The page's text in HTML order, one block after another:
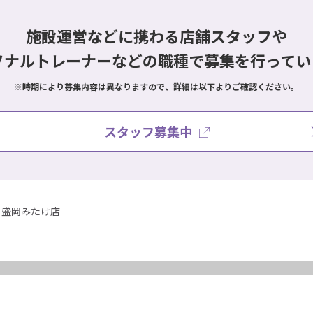
施設運営などに携わる店舗スタッフや
ルトレーナーなどの職種で募集を行って
※時期により募集内容は異なりますので、詳細は以下よりご確認ください。
スタッフ募集中
盛岡みたけ店